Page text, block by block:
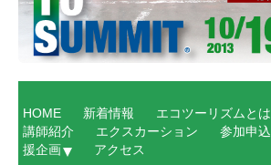
HOME 新着情報 エコツーリズムとは
講師紹介
エクスカーション 参加申込
援企画
アクセス